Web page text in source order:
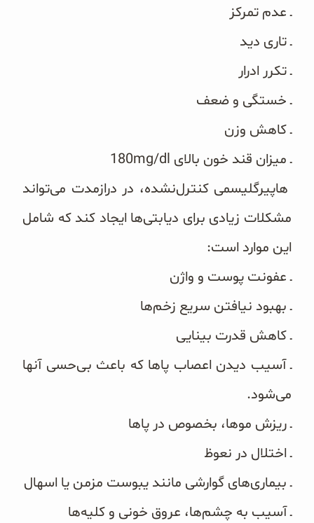
ـ عدم تمرکز
ـ تاری دید
ـ تکرر ادرار
ـ خستگی و ضعف
ـ کاهش وزن
ـ میزان قند خون بالای 180mg/dl
هاپیرگلیسمی کنترل‌نشده، در درازمدت می‌تواند
مشکلات زیادی برای دیابتی‌ها ایجاد کند که شامل
این موارد است:
ـ عفونت پوست و واژن
ـ بهبود نیافتن سریع زخم‌ها
ـ کاهش قدرت بینایی
ـ آسیب دیدن اعصاب پاها که باعث بی‌حسی آنها
می‌شود.
ـ ریزش موها، بخصوص در پاها
ـ اختلال در نعوظ
ـ بیماری‌های گوارشی مانند یبوست مزمن یا اسهال
ـ آسیب به چشم‌ها، عروق خونی و کلیه‌ها